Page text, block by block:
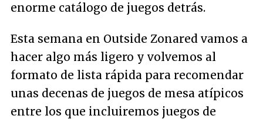
enorme catálogo de juegos detrás.
Esta semana en Outside Zonared vamos a
hacer algo más ligero y volvemos al
formato de lista rápida para recomendar
unas decenas de juegos de mesa atípicos
entre los que incluiremos juegos de